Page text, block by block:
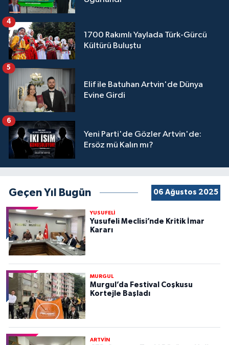
1700 Rakımlı Yaylada Türk-Gürcü
Kültürü Buluştu
4
Elif ile Batuhan Artvin'de Dünya
Evine Girdi
5
Yeni Parti'de Gözler Artvin'de:
Ersöz mü Kalın mı?
6
Geçen Yıl Bugün 06 Ağustos 2025
YUSUFELİ
Yusufeli Meclisi’nde Kritik İmar
Kararı
MURGUL
Murgul’da Festival Coşkusu
Kortejle Başladı
ARTVİN